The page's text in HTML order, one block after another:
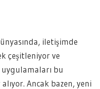
iletişimde
çeşitleniyor ve
bu
Ancak bazen, yeni